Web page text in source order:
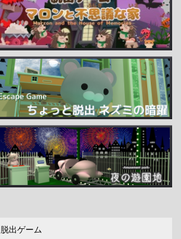
脱出ゲーム